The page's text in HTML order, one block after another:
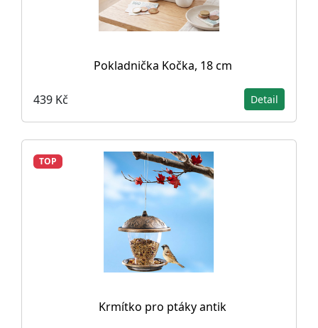
Pokladnička Kočka, 18 cm
439 Kč Detail
TOP
Krmítko pro ptáky antik